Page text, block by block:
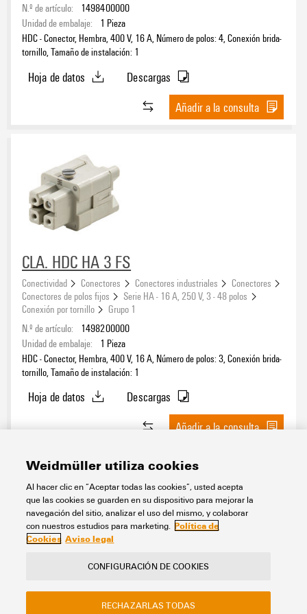
N.º de artículo:
1498400000
Unidad de embalaje:
1 Pieza
HDC - Conector, Hembra, 400 V, 16 A, Número de polos: 4, Conexión brida-
tornillo, Tamaño de instalación: 1
Hoja de datos
Descargas
Añadir a la consulta
CLA. HDC HA 3 FS
Conectividad Conectores Conectores industriales
Conectores
Conectores de polos fijos
Serie HA - 16 A, 250 V, 3 - 48 polos
Conexión por tornillo
Grupo 1
N.º de artículo:
1498200000
Unidad de embalaje:
1 Pieza
HDC - Conector, Hembra, 400 V, 16 A, Número de polos: 3, Conexión brida-
tornillo, Tamaño de instalación: 1
Hoja de datos
Descargas
Añadir a la consulta
1 2 3
Menciones legales
Privacidad
Sitio web de la empresa Weidmuller
Weidmüller utiliza cookies
Al hacer clic en “Aceptar todas las cookies”, usted acepta
que las cookies se guarden en su dispositivo para mejorar la
navegación del sitio, analizar el uso del mismo, y colaborar
con nuestros estudios para marketing. Política de
Cookies Aviso legal
CONFIGURACIÓN DE COOKIES
RECHAZARLAS TODAS